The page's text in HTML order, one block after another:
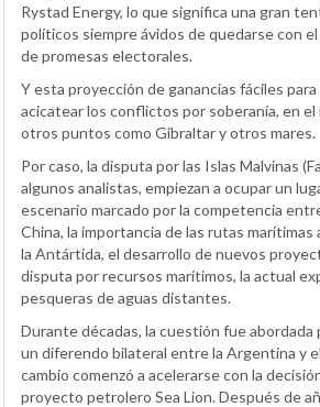
Rystad Energy, lo que significa una gran
políticos siempre ávidos de quedarse con
de promesas electorales.
Y esta proyección de ganancias fáciles
acicatear los conflictos por soberanía, en el
otros puntos como Gibraltar y otros mares.
Por caso, la disputa por las Islas Malvinas
algunos analistas, empiezan a ocupar un
escenario marcado por la competencia
China, la importancia de las rutas marítimas
la Antártida, el desarrollo de nuevos
disputa por recursos marítimos, la actual
pesqueras de aguas distantes.
Durante décadas, la cuestión fue abordada
un diferendo bilateral entre la Argentina y
cambio comenzó a acelerarse con la
proyecto petrolero Sea Lion. Después de